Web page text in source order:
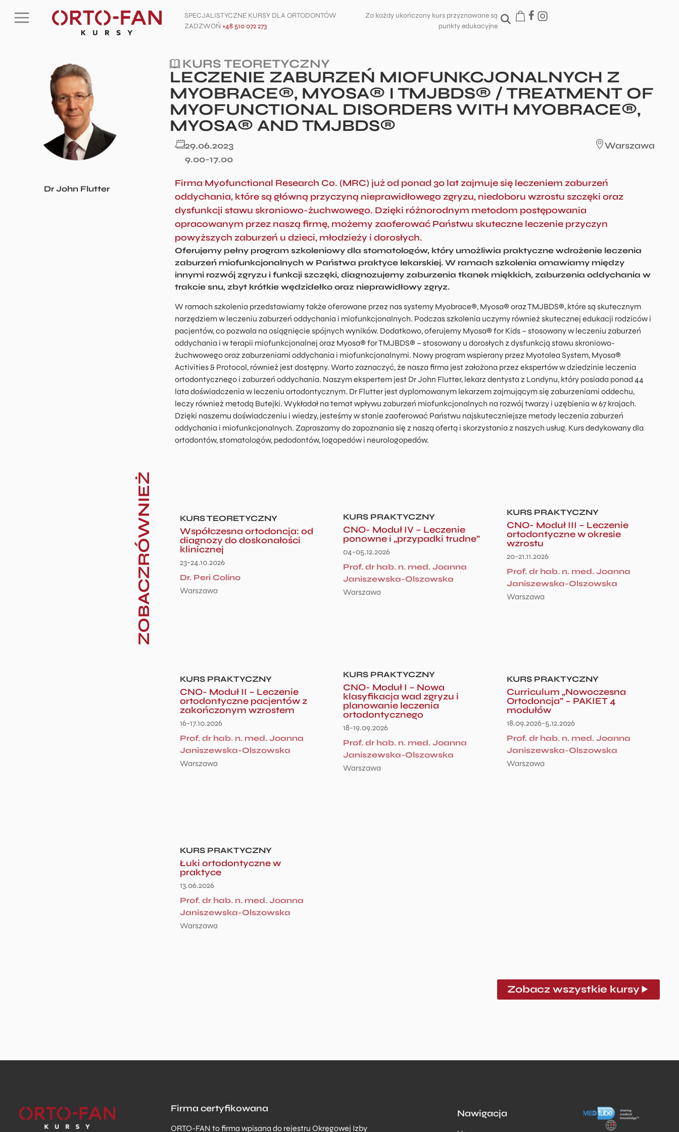
SPECJALISTYCZNE KURSY DLA ORTODONTÓW
ZADZWOŃ +48 510 072 273
Za każdy ukończony kurs przyznawane są
punkty edukacyjne
Dr John Flutter
KURS TEORETYCZNY
LECZENIE ZABURZEŃ MIOFUNKCJONALNYCH Z
MYOBRACE®, MYOSA® I TMJBDS® / TREATMENT OF
MYOFUNCTIONAL DISORDERS WITH MYOBRACE®,
MYOSA® AND TMJBDS®
29.06.2023
9.00-17.00
Warszawa
Firma Myofunctional Research Co. (MRC) już od ponad 30 lat zajmuje się leczeniem zaburzeń
oddychania, które są główną przyczyną nieprawidłowego zgryzu, niedoboru wzrostu szczęki oraz
dysfunkcji stawu skroniowo-żuchwowego. Dzięki różnorodnym metodom postępowania
opracowanym przez naszą firmę, możemy zaoferować Państwu skuteczne leczenie przyczyn
powyższych zaburzeń u dzieci, młodzieży i dorosłych.
Oferujemy pełny program szkoleniowy dla stomatologów, który umożliwia praktyczne wdrożenie leczenia
zaburzeń miofunkcjonalnych w Państwa praktyce lekarskiej. W ramach szkolenia omawiamy między
innymi rozwój zgryzu i funkcji szczęki, diagnozujemy zaburzenia tkanek miękkich, zaburzenia oddychania w
trakcie snu, zbyt krótkie wędzidełko oraz nieprawidłowy zgryz.
W ramach szkolenia przedstawiamy także oferowane przez nas systemy Myobrace®, Myosa® oraz TMJBDS®, które są skutecznym
narzędziem w leczeniu zaburzeń oddychania i miofunkcjonalnych. Podczas szkolenia uczymy również skutecznej edukacji rodziców i
pacjentów, co pozwala na osiągnięcie spójnych wyników. Dodatkowo, oferujemy Myosa® for Kids – stosowany w leczeniu zaburzeń
oddychania i w terapii miofunkcjonalnej oraz Myosa® for TMJBDS® – stosowany u dorosłych z dysfunkcją stawu skroniowo-
żuchwowego oraz zaburzeniami oddychania i miofunkcjonalnymi. Nowy program wspierany przez Myotalea System, Myosa®
Activities & Protocol, również jest dostępny. Warto zaznaczyć, że nasza firma jest założona przez ekspertów w dziedzinie leczenia
ortodontycznego i zaburzeń oddychania. Naszym ekspertem jest Dr John Flutter, lekarz dentysta z Londynu, który posiada ponad 44
lata doświadczenia w leczeniu ortodontycznym. Dr Flutter jest dyplomowanym lekarzem zajmującym się zaburzeniami oddechu,
leczy również metodą Butejki. Wykładał na temat wpływu zaburzeń miofunkcjonalnych na rozwój twarzy i uzębienia w 67 krajach.
Dzięki naszemu doświadczeniu i wiedzy, jesteśmy w stanie zaoferować Państwu najskuteczniejsze metody leczenia zaburzeń
oddychania i miofunkcjonalnych. Zapraszamy do zapoznania się z naszą ofertą i skorzystania z naszych usług. Kurs dedykowany dla
ortodontów, stomatologów, pedodontów, logopedów i neurologopedów.
ZOBACZRÓWNIEŻ KURS TEORETYCZNY
Współczesna ortodoncja: od
diagnozy do doskonałości
klinicznej
23-24.10.2026
Dr. Peri Colino
Warszawa
KURS PRAKTYCZNY
CNO- Moduł IV – Leczenie
ponowne i „przypadki trudne”
04-05.12.2026
Prof. dr hab. n. med. Joanna
Janiszewska-Olszowska
Warszawa
KURS PRAKTYCZNY
CNO- Moduł III – Leczenie
ortodontyczne w okresie
wzrostu
20-21.11.2026
Prof. dr hab. n. med. Joanna
Janiszewska-Olszowska
Warszawa
KURS PRAKTYCZNY
CNO- Moduł II – Leczenie
ortodontyczne pacjentów z
zakończonym wzrostem
16-17.10.2026
Prof. dr hab. n. med. Joanna
Janiszewska-Olszowska
Warszawa
KURS PRAKTYCZNY
CNO- Moduł I – Nowa
klasyfikacja wad zgryzu i
planowanie leczenia
ortodontycznego
18-19.09.2026
Prof. dr hab. n. med. Joanna
Janiszewska-Olszowska
Warszawa
KURS PRAKTYCZNY
Curriculum „Nowoczesna
Ortodoncja” – PAKIET 4
modułów
18.09.2026-5.12.2026
Prof. dr hab. n. med. Joanna
Janiszewska-Olszowska
Warszawa
KURS PRAKTYCZNY
Łuki ortodontyczne w
praktyce
13.06.2026
Prof. dr hab. n. med. Joanna
Janiszewska-Olszowska
Warszawa
Zobacz wszystkie kursy
Firma certyfikowana
ORTO-FAN to firma wpisana do rejestru Okręgowej Izby
Nawigacja